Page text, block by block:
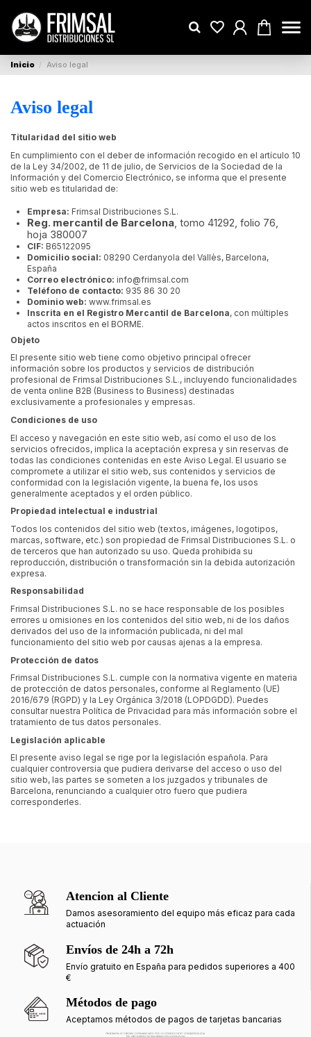
Inicio Aviso legal
Aviso legal
Titularidad del sitio web
En cumplimiento con el deber de información recogido en el artículo 10
de la Ley 34/2002, de 11 de julio, de Servicios de la Sociedad de la
Información y del Comercio Electrónico, se informa que el presente
sitio web es titularidad de:
Empresa: Frimsal Distribuciones S.L.
Reg. mercantil de Barcelona, tomo 41292, folio 76,
hoja 380007
CIF: B65122095
Domicilio social: 08290 Cerdanyola del Vallès, Barcelona,
España
Correo electrónico: info@frimsal.com
Teléfono de contacto: 935 86 30 20
Dominio web: www.frimsal.es
Inscrita en el Registro Mercantil de Barcelona, con múltiples
actos inscritos en el BORME.
Objeto
El presente sitio web tiene como objetivo principal ofrecer
información sobre los productos y servicios de distribución
profesional de Frimsal Distribuciones S.L., incluyendo funcionalidades
de venta online B2B (Business to Business) destinadas
exclusivamente a profesionales y empresas.
Condiciones de uso
El acceso y navegación en este sitio web, así como el uso de los
servicios ofrecidos, implica la aceptación expresa y sin reservas de
todas las condiciones contenidas en este Aviso Legal. El usuario se
compromete a utilizar el sitio web, sus contenidos y servicios de
conformidad con la legislación vigente, la buena fe, los usos
generalmente aceptados y el orden público.
Propiedad intelectual e industrial
Todos los contenidos del sitio web (textos, imágenes, logotipos,
marcas, software, etc.) son propiedad de Frimsal Distribuciones S.L. o
de terceros que han autorizado su uso. Queda prohibida su
reproducción, distribución o transformación sin la debida autorización
expresa.
Responsabilidad
Frimsal Distribuciones S.L. no se hace responsable de los posibles
errores u omisiones en los contenidos del sitio web, ni de los daños
derivados del uso de la información publicada, ni del mal
funcionamiento del sitio web por causas ajenas a la empresa.
Protección de datos
Frimsal Distribuciones S.L. cumple con la normativa vigente en materia
de protección de datos personales, conforme al Reglamento (UE)
2016/679 (RGPD) y la Ley Orgánica 3/2018 (LOPDGDD). Puedes
consultar nuestra Política de Privacidad para más información sobre el
tratamiento de tus datos personales.
Legislación aplicable
El presente aviso legal se rige por la legislación española. Para
cualquier controversia que pudiera derivarse del acceso o uso del
sitio web, las partes se someten a los juzgados y tribunales de
Barcelona, renunciando a cualquier otro fuero que pudiera
corresponderles.
Atencion al Cliente
Damos asesoramiento del equipo más eficaz para cada
actuación
Envíos de 24h a 72h
Envío gratuito en España para pedidos superiores a 400
€
Métodos de pago
Aceptamos métodos de pagos de tarjetas bancarias